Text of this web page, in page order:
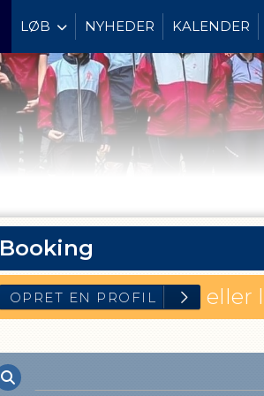
LØB NYHEDER KALENDER
Booking
eller